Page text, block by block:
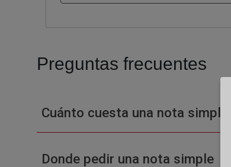
Preguntas frecuentes
Cuánto cuesta una nota
Donde pedir una nota simple